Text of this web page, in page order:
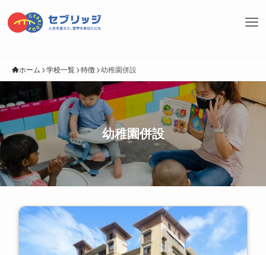
ホーム 学校一覧 特徴 幼稚園併設
幼稚園併設